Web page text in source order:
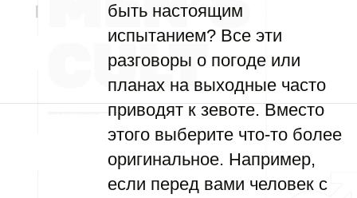
быть настоящим
испытанием? Все эти
разговоры о погоде или
планах на выходные часто
приводят к зевоте. Вместо
этого выберите что-то более
оригинальное. Например,
если перед вами человек с